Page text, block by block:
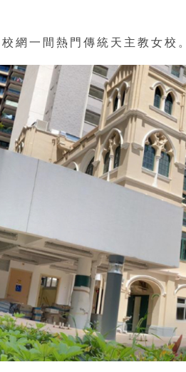
網一間熱門傳統天主教女校。